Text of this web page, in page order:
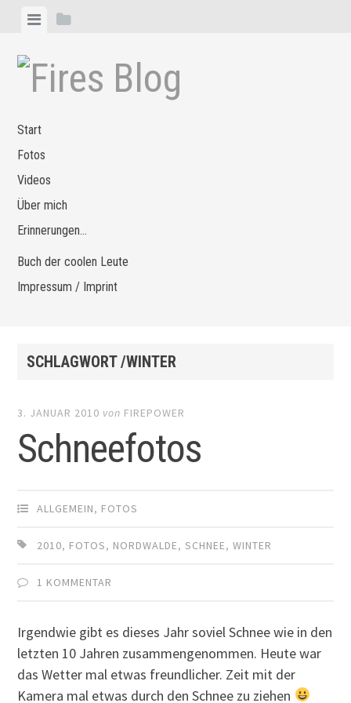
Zum
springen
MenüSeitenleiste
Start
Fotos
Videos
Über mich
Erinnerungen…
Buch der coolen Leute
Impressum / Imprint
SCHLAGWORT /WINTER
3. JANUAR 2010 von FIREPOWER
Schneefotos
ALLGEMEIN, FOTOS
2010, FOTOS, NORDWALDE,SCHNEE,WINTER
1 KOMMENTAR
Irgendwie gibt es dieses Jahr soviel Schnee wie in den
letzten 10 Jahren zusammengenommen. Heute war
das Wetter mal etwas freundlicher. Zeit mit der
Kamera mal etwas durch den Schnee zu ziehen